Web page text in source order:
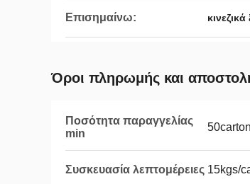
Επισημαίνω:
Όροι πληρωμής και
Ποσότητα παραγγελίας
min
Συσκευασία λεπτομέρειες 15kgs/